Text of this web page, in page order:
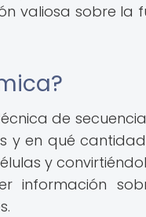
valiosa sobre la
de
y en qué
y
información